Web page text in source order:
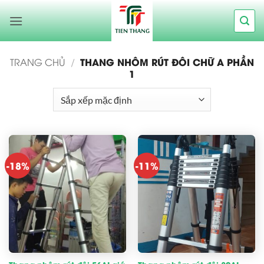
Bỏ
qua
nội
TRANG CHỦ / THANG NHÔM RÚT ĐÔI CHỮ A PHẦN
1
-18% -11%